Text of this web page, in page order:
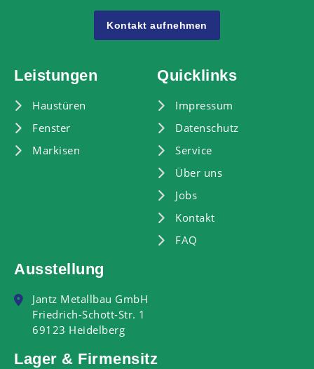
Kontakt aufnehmen
Leistungen
Haustüren
Fenster
Markisen
Quicklinks
Impressum
Datenschutz
Service
Über uns
Jobs
Kontakt
FAQ
Ausstellung
Jantz Metallbau GmbH
Friedrich-Schott-Str. 1
69123 Heidelberg
Lager & Firmensitz